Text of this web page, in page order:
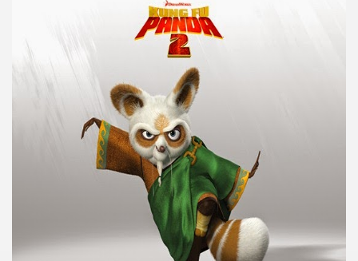
Se Ti Piacciono nel mese di Giugno 2014.